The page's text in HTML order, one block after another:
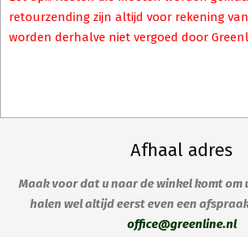
retourzending zijn altijd voor rekening
worden derhalve niet vergoed door
Afhaal adres
Maak voor dat u naar de winkel komt om
halen wel altijd eerst even een
office@greenline.nl